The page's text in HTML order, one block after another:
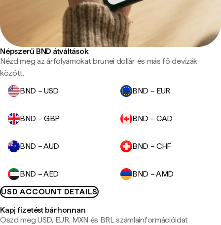
Népszerű BND átváltások
Nézd meg az árfolyamokat brunei dollár és más fő devizák
között.
BND – USD
BND – EUR
BND – GBP BND – CAD
BND – AUD BND – CHF
BND – AED
BND – AMD
USD ACCOUNT DETAILS
Kapj fizetést bárhonnan
Oszd meg USD, EUR, MXN és BRL számlainformációidat